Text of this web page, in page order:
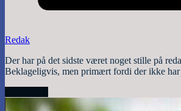
Redak
Der har på det sidste været noget stille på
Beklageligvis, men primært fordi der ikke